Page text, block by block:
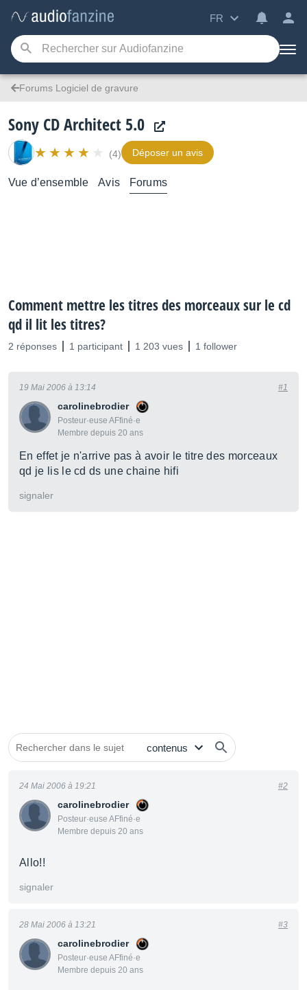
FR
Forums Logiciel de gravure
Sony CD Architect 5.0
(4) Déposer un avis
Vue d’ensemble Avis Forums
Comment mettre les titres des morceaux sur le cd
qd il lit les titres?
2 réponses 1 participant 1 203 vues 1 follower
carolinebrodier
Posteur·euse AFfiné·e
Membre depuis 20 ans
19 Mai 2006 à 13:14 #1
En effet je n'arrive pas à avoir le titre des morceaux
qd je lis le cd ds une chaine hifi
signaler
carolinebrodier
Posteur·euse AFfiné·e
Membre depuis 20 ans
24 Mai 2006 à 19:21 #2
Allo!!
signaler
carolinebrodier
Posteur·euse AFfiné·e
Membre depuis 20 ans
28 Mai 2006 à 13:21 #3